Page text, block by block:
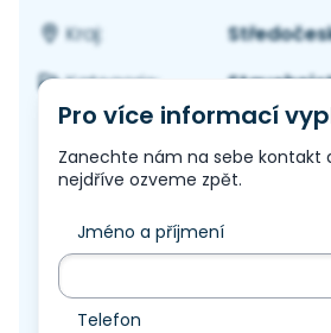
Kraj:
Kategorie:
Pro více informací
Zanechte nám na sebe kontakt
nejdříve ozveme zpět.
Jméno a příjmení
Telefon